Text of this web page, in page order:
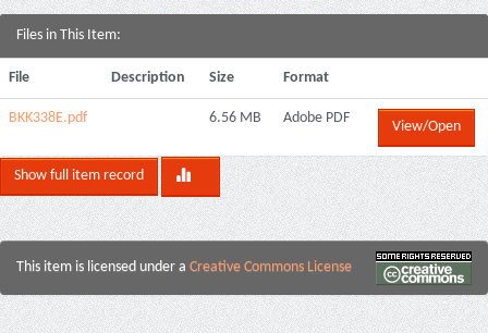
Files in This Item:
File Description Size Format
ΒΚΚ338Ε.pdf 6.56 MB Adobe PDF
View/Open
Show full item record
This item is licensed under a Creative Commons License